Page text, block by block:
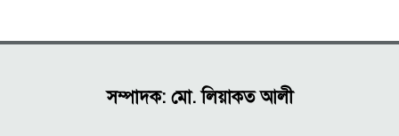
সম্পাদক: মো. লিয়াকত আলী